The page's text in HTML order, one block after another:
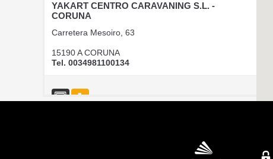
YAKART CENTRO CARAVANING S.L. -
CORUNA
Carretera Mesoiro, 63
15190 A CORUNA
Tel. 0034981100134